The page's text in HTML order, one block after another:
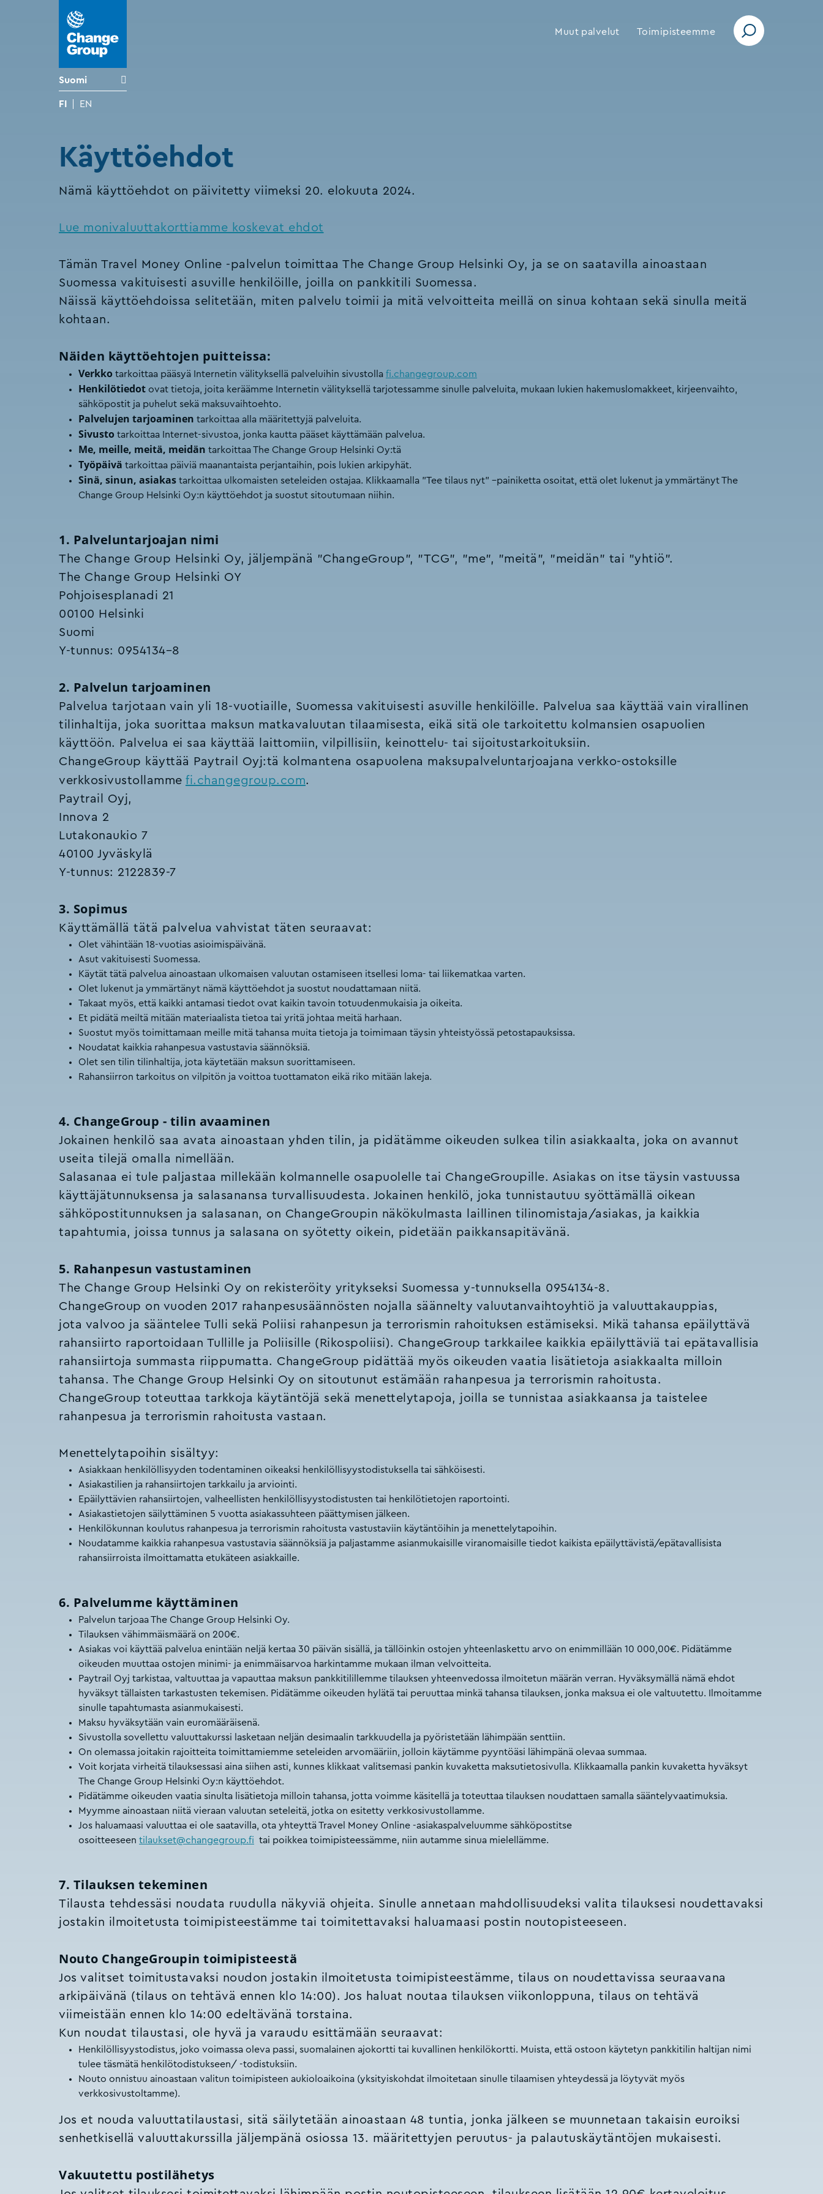
Suomi
FI EN
Muut palvelut Toimipisteemme
Käyttöehdot
Nämä käyttöehdot on päivitetty viimeksi 20. elokuuta 2024.
Lue monivaluuttakorttiamme koskevat ehdot
Tämän Travel Money Online -palvelun toimittaa The Change Group Helsinki Oy, ja se on saatavilla ainoastaan
Suomessa vakituisesti asuville henkilöille, joilla on pankkitili Suomessa.
Näissä käyttöehdoissa selitetään, miten palvelu toimii ja mitä velvoitteita meillä on sinua kohtaan sekä sinulla meitä
kohtaan.
Näiden käyttöehtojen puitteissa:
Verkko tarkoittaa pääsyä Internetin välityksellä palveluihin sivustolla fi.changegroup.com
Henkilötiedot ovat tietoja, joita keräämme Internetin välityksellä tarjotessamme sinulle palveluita, mukaan lukien hakemuslomakkeet, kirjeenvaihto,
sähköpostit ja puhelut sekä maksuvaihtoehto.
Palvelujen tarjoaminen tarkoittaa alla määritettyjä palveluita.
Sivusto tarkoittaa Internet-sivustoa, jonka kautta pääset käyttämään palvelua.
Me, meille, meitä, meidän tarkoittaa The Change Group Helsinki Oy:tä
Työpäivä tarkoittaa päiviä maanantaista perjantaihin, pois lukien arkipyhät.
Sinä, sinun, asiakas tarkoittaa ulkomaisten seteleiden ostajaa. Klikkaamalla "Tee tilaus nyt" –painiketta osoitat, että olet lukenut ja ymmärtänyt The
Change Group Helsinki Oy:n käyttöehdot ja suostut sitoutumaan niihin.
1. Palveluntarjoajan nimi
The Change Group Helsinki Oy, jäljempänä "ChangeGroup", "TCG", "me", "meitä", "meidän" tai "yhtiö".
The Change Group Helsinki OY
Pohjoisesplanadi 21
00100 Helsinki
Suomi
Y-tunnus: 0954134–8
2. Palvelun tarjoaminen
Palvelua tarjotaan vain yli 18-vuotiaille, Suomessa vakituisesti asuville henkilöille. Palvelua saa käyttää vain virallinen
tilinhaltija, joka suorittaa maksun matkavaluutan tilaamisesta, eikä sitä ole tarkoitettu kolmansien osapuolien
käyttöön. Palvelua ei saa käyttää laittomiin, vilpillisiin, keinottelu- tai sijoitustarkoituksiin.
ChangeGroup käyttää Paytrail Oyj:tä kolmantena osapuolena maksupalveluntarjoajana verkko-ostoksille
verkkosivustollamme fi.changegroup.com.
Paytrail Oyj,
Innova 2
Lutakonaukio 7
40100 Jyväskylä
Y-tunnus: 2122839-7
3. Sopimus
Käyttämällä tätä palvelua vahvistat täten seuraavat:
Olet vähintään 18-vuotias asioimispäivänä.
Asut vakituisesti Suomessa.
Käytät tätä palvelua ainoastaan ulkomaisen valuutan ostamiseen itsellesi loma- tai liikematkaa varten.
Olet lukenut ja ymmärtänyt nämä käyttöehdot ja suostut noudattamaan niitä.
Takaat myös, että kaikki antamasi tiedot ovat kaikin tavoin totuudenmukaisia ja oikeita.
Et pidätä meiltä mitään materiaalista tietoa tai yritä johtaa meitä harhaan.
Suostut myös toimittamaan meille mitä tahansa muita tietoja ja toimimaan täysin yhteistyössä petostapauksissa.
Noudatat kaikkia rahanpesua vastustavia säännöksiä.
Olet sen tilin tilinhaltija, jota käytetään maksun suorittamiseen.
Rahansiirron tarkoitus on vilpitön ja voittoa tuottamaton eikä riko mitään lakeja.
4. ChangeGroup - tilin avaaminen
Jokainen henkilö saa avata ainoastaan yhden tilin, ja pidätämme oikeuden sulkea tilin asiakkaalta, joka on avannut
useita tilejä omalla nimellään.
Salasanaa ei tule paljastaa millekään kolmannelle osapuolelle tai ChangeGroupille. Asiakas on itse täysin vastuussa
käyttäjätunnuksensa ja salasanansa turvallisuudesta. Jokainen henkilö, joka tunnistautuu syöttämällä oikean
sähköpostitunnuksen ja salasanan, on ChangeGroupin näkökulmasta laillinen tilinomistaja/asiakas, ja kaikkia
tapahtumia, joissa tunnus ja salasana on syötetty oikein, pidetään paikkansapitävänä.
5. Rahanpesun vastustaminen
The Change Group Helsinki Oy on rekisteröity yritykseksi Suomessa y-tunnuksella 0954134-8.
ChangeGroup on vuoden 2017 rahanpesusäännösten nojalla säännelty valuutanvaihtoyhtiö ja valuuttakauppias,
jota valvoo ja sääntelee Tulli sekä Poliisi rahanpesun ja terrorismin rahoituksen estämiseksi. Mikä tahansa epäilyttävä
rahansiirto raportoidaan Tullille ja Poliisille (Rikospoliisi). ChangeGroup tarkkailee kaikkia epäilyttäviä tai epätavallisia
rahansiirtoja summasta riippumatta. ChangeGroup pidättää myös oikeuden vaatia lisätietoja asiakkaalta milloin
tahansa. The Change Group Helsinki Oy on sitoutunut estämään rahanpesua ja terrorismin rahoitusta.
ChangeGroup toteuttaa tarkkoja käytäntöjä sekä menettelytapoja, joilla se tunnistaa asiakkaansa ja taistelee
rahanpesua ja terrorismin rahoitusta vastaan.
Menettelytapoihin sisältyy:
Asiakkaan henkilöllisyyden todentaminen oikeaksi henkilöllisyystodistuksella tai sähköisesti.
Asiakastilien ja rahansiirtojen tarkkailu ja arviointi.
Epäilyttävien rahansiirtojen, valheellisten henkilöllisyystodistusten tai henkilötietojen raportointi.
Asiakastietojen säilyttäminen 5 vuotta asiakassuhteen päättymisen jälkeen.
Henkilökunnan koulutus rahanpesua ja terrorismin rahoitusta vastustaviin käytäntöihin ja menettelytapoihin.
Noudatamme kaikkia rahanpesua vastustavia säännöksiä ja paljastamme asianmukaisille viranomaisille tiedot kaikista epäilyttävistä/epätavallisista
rahansiirroista ilmoittamatta etukäteen asiakkaille.
6. Palvelumme käyttäminen
Palvelun tarjoaa The Change Group Helsinki Oy.
Tilauksen vähimmäismäärä on 200€.
Asiakas voi käyttää palvelua enintään neljä kertaa 30 päivän sisällä, ja tällöinkin ostojen yhteenlaskettu arvo on enimmillään 10 000,00€. Pidätämme
oikeuden muuttaa ostojen minimi- ja enimmäisarvoa harkintamme mukaan ilman velvoitteita.
Paytrail Oyj tarkistaa, valtuuttaa ja vapauttaa maksun pankkitilillemme tilauksen yhteenvedossa ilmoitetun määrän verran. Hyväksymällä nämä ehdot
hyväksyt tällaisten tarkastusten tekemisen. Pidätämme oikeuden hylätä tai peruuttaa minkä tahansa tilauksen, jonka maksua ei ole valtuutettu. Ilmoitamme
sinulle tapahtumasta asianmukaisesti.
Maksu hyväksytään vain euromääräisenä.
Sivustolla sovellettu valuuttakurssi lasketaan neljän desimaalin tarkkuudella ja pyöristetään lähimpään senttiin.
On olemassa joitakin rajoitteita toimittamiemme seteleiden arvomääriin, jolloin käytämme pyyntöäsi lähimpänä olevaa summaa.
Voit korjata virheitä tilauksessasi aina siihen asti, kunnes klikkaat valitsemasi pankin kuvaketta maksutietosivulla. Klikkaamalla pankin kuvaketta hyväksyt
The Change Group Helsinki Oy:n käyttöehdot.
Pidätämme oikeuden vaatia sinulta lisätietoja milloin tahansa, jotta voimme käsitellä ja toteuttaa tilauksen noudattaen samalla sääntelyvaatimuksia.
Myymme ainoastaan niitä vieraan valuutan seteleitä, jotka on esitetty verkkosivustollamme.
Jos haluamaasi valuuttaa ei ole saatavilla, ota yhteyttä Travel Money Online -asiakaspalveluumme sähköpostitse
osoitteeseen tilaukset@changegroup.fi tai poikkea toimipisteessämme, niin autamme sinua mielellämme.
7. Tilauksen tekeminen
Tilausta tehdessäsi noudata ruudulla näkyviä ohjeita. Sinulle annetaan mahdollisuudeksi valita tilauksesi noudettavaksi
jostakin ilmoitetusta toimipisteestämme tai toimitettavaksi haluamaasi postin noutopisteeseen.
Nouto ChangeGroupin toimipisteestä
Jos valitset toimitustavaksi noudon jostakin ilmoitetusta toimipisteestämme, tilaus on noudettavissa seuraavana
arkipäivänä (tilaus on tehtävä ennen klo 14:00). Jos haluat noutaa tilauksen viikonloppuna, tilaus on tehtävä
viimeistään ennen klo 14:00 edeltävänä torstaina.
Kun noudat tilaustasi, ole hyvä ja varaudu esittämään seuraavat:
Henkilöllisyystodistus, joko voimassa oleva passi, suomalainen ajokortti tai kuvallinen henkilökortti. Muista, että ostoon käytetyn pankkitilin haltijan nimi
tulee täsmätä henkilötodistukseen/ -todistuksiin.
Nouto onnistuu ainoastaan valitun toimipisteen aukioloaikoina (yksityiskohdat ilmoitetaan sinulle tilaamisen yhteydessä ja löytyvät myös
verkkosivustoltamme).
Jos et nouda valuuttatilaustasi, sitä säilytetään ainoastaan 48 tuntia, jonka jälkeen se muunnetaan takaisin euroiksi
senhetkisellä valuuttakurssilla jäljempänä osiossa 13. määritettyjen peruutus- ja palautuskäytäntöjen mukaisesti.
Vakuutettu postilähetys